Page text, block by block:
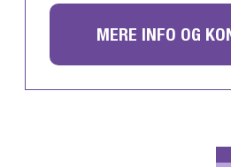
MERE INFO OG